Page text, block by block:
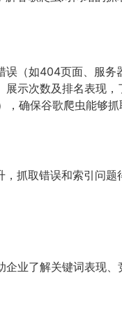
误（如404页面、服
示次数及排名表现
，确保谷歌爬虫能够
取错误和索引问题
业了解关键词表现